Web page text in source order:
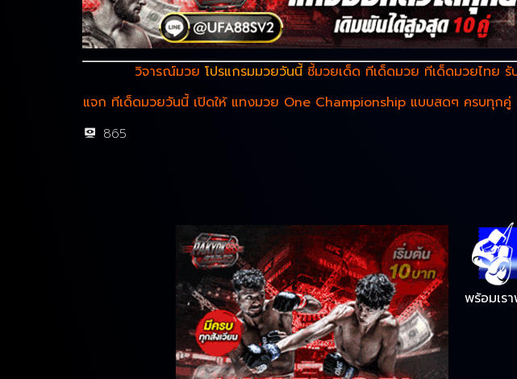
วิจารณ์มวย โปรแกรมมวยวันนี้ ชี้มวยเด็ด ทีเด็ดมวย ทีเด็ดมวยไทย รั
แจก ทีเด็ดมวยวันนี้ เปิดให้ แทงมวย One Championship แบบสดๆ ครบทุกคู่
865
พร้อมเร